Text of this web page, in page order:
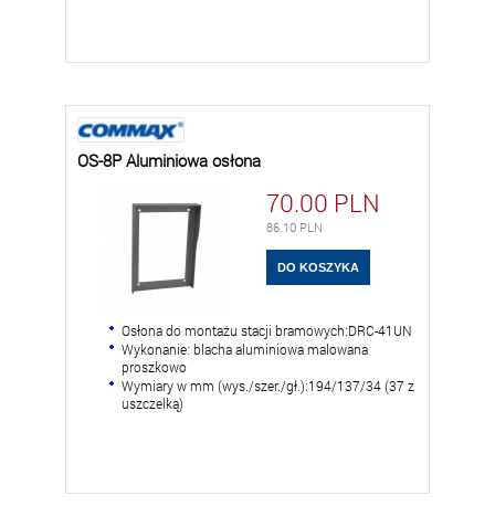
OS-8P Aluminiowa osłona
70.00 PLN
86.10 PLN
Osłona do montażu stacji bramowych:DRC-41UN
Wykonanie: blacha aluminiowa malowana
proszkowo
Wymiary w mm (wys./szer./gł.):194/137/34 (37 z
uszczelką)